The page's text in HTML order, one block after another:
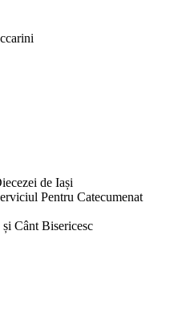
de Iași
Pentru Catecumenat
Cânt Bisericesc